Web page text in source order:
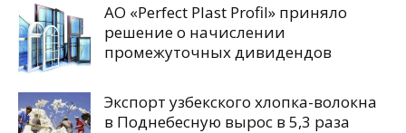
АО «Perfect Plast Profil» приняло
решение о начислении
промежуточных дивидендов
Экспорт узбекского хлопка-волокна
в Поднебесную вырос в 5,3 раза